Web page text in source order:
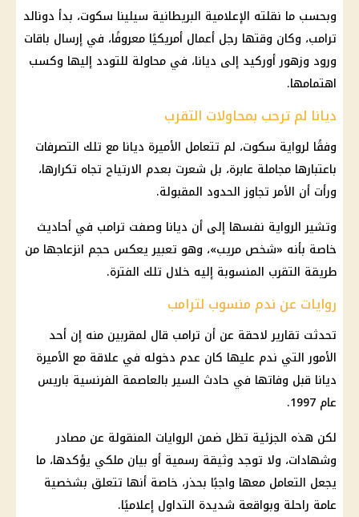
وبحسب ما نقلته الإعلامية البريطانية سيلينا سكوت، بدأ دونالد
ترامب، وكان وقتها رجل أعمال أمريكيًا معروفًا، في إرسال باقات
ورود وزهور أوركيد إلى ديانا، في محاولة للتودد إليها وكسب
اهتمامها.
ديانا لم ترحب بمحاولات التقرب
وفقًا لرواية سكوت، لم تتعامل الأميرة ديانا مع تلك التصرفات
باعتبارها مجاملة عابرة، بل شعرت بعدم الارتياح تجاه تكرارها،
ورأت أن الأمر تجاوز الحدود المقبولة.
وتشير الرواية نفسها إلى أن ديانا وصفت ترامب في أحاديث
خاصة بأنه «شخص مريب»، وهو تعبير يعكس حجم انزعاجها من
طريقة التقرب المنسوبة إليه خلال تلك الفترة.
روايات عن ندم منسوب لترامب
تحدثت تقارير لاحقة عن أن ترامب قال لمقربين منه إن أحد
الأمور التي ندم عليها كان عدم دخوله في علاقة مع الأميرة
ديانا قبل وفاتها في حادث السير بالعاصمة الفرنسية باريس
عام 1997.
لكن هذه الجزئية تظل ضمن الروايات المنقولة عن مصادر
وشهادات، ولا توجد وثيقة رسمية أو بيان ملكي يؤكدها، ما
يجعل التعامل معها واجبًا بحذر، خاصة أنها تتعلق بشخصية
عامة راحلة وبواقعة شديدة التداول إعلاميًا.